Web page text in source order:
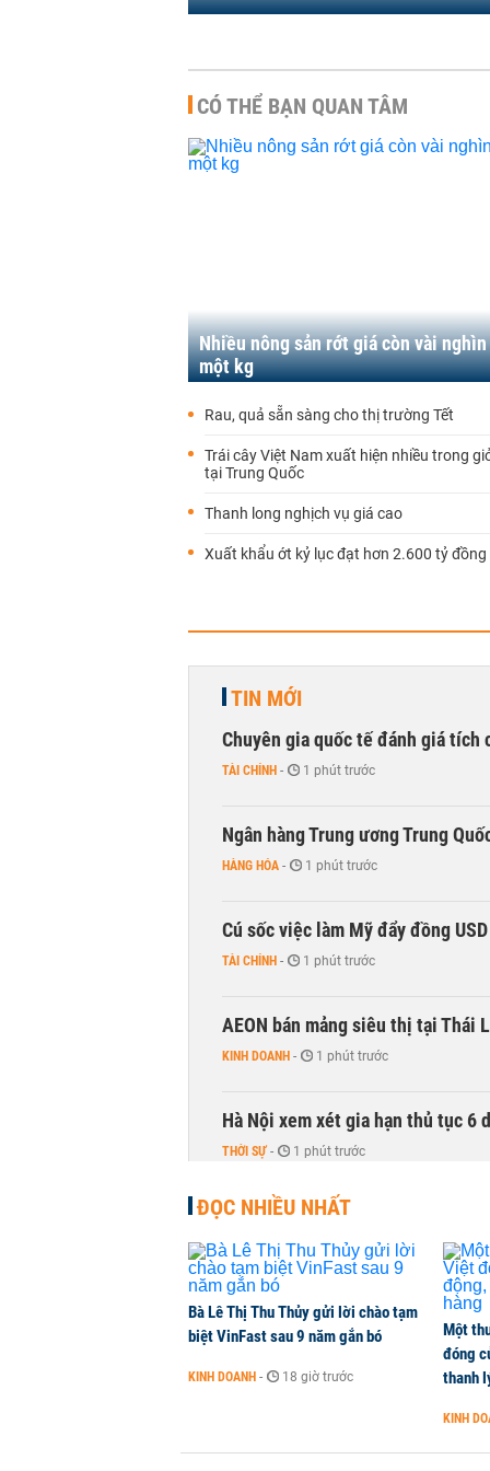
CÓ THỂ BẠN QUAN TÂM
Nhiều nông sản rớt giá còn vài
một kg
Rau, quả sẵn sàng cho thị trường Tết
Trái cây Việt Nam xuất hiện nhiều trong
tại Trung Quốc
Thanh long nghịch vụ giá cao
Xuất khẩu ớt kỷ lục đạt hơn 2.600 tỷ đồng
TIN MỚI
Chuyên gia quốc tế đánh giá tích
TÀI CHÍNH - 1 phút trước
Ngân hàng Trung ương Trung
HÀNG HÓA - 1 phút trước
Cú sốc việc làm Mỹ đẩy đồng
TÀI CHÍNH - 1 phút trước
AEON bán mảng siêu thị tại Thái
KINH DOANH - 1 phút trước
Hà Nội xem xét gia hạn thủ tục 6
THỜI SỰ - 1 phút trước
ĐỌC NHIỀU NHẤT
Bà Lê Thị Thu Thủy gửi lời chào tạm
biệt VinFast sau 9 năm gắn bó
KINH DOANH - 18 giờ trước
Một
đóng
thanh
KINH